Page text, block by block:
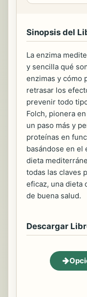
Sinopsis del
La enzima
y sencilla qué
enzimas y cómo
retrasar los
prevenir todo
Folch, pionera
un paso más y
proteínas en
basándose en el
dieta
todas las claves
eficaz, una dieta
de buena salud.
Descargar